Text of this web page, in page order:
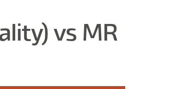
vs MR